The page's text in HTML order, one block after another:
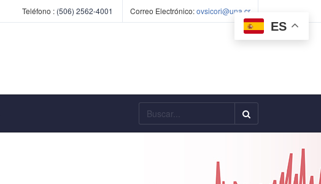
Teléfono : (506) 2562-4001 Correo Electrónico:ovsicori@una.cr
ES
Buscar...